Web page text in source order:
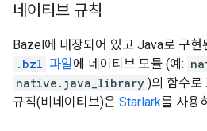
네이티브 규칙
Bazel에 내장되어 있고 Java로 구현
.bzl 파일에 네이티브 모듈 (예:
native.java_library )의 함수로
규칙(비네이티브)은 Starlark를 사용